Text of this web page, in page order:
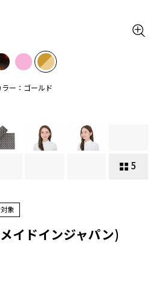
ラー：ゴールド
5
象
イドインジャパン)